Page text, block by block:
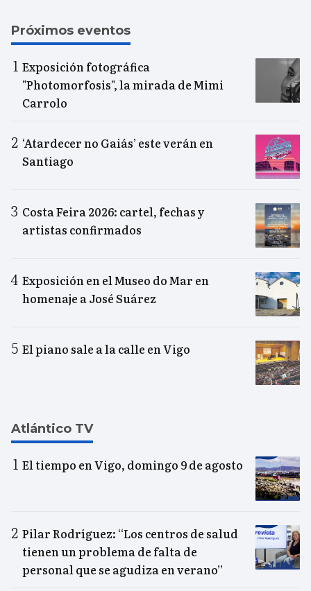
Próximos eventos
Exposición fotográfica
"Photomorfosis", la mirada de Mimi
Carrolo
‘Atardecer no Gaiás’ este verán en
Santiago
Costa Feira 2026: cartel, fechas y
artistas confirmados
Exposición en el Museo do Mar en
homenaje a José Suárez
El piano sale a la calle en Vigo
Atlántico TV
El tiempo en Vigo, domingo 9 de agosto
Pilar Rodríguez: “Los centros de salud
tienen un problema de falta de
personal que se agudiza en verano”